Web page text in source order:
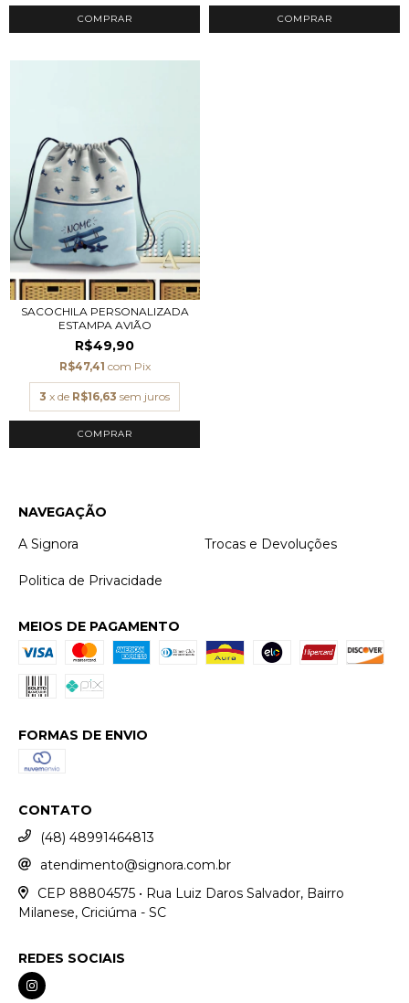
SACOCHILA PERSONALIZADA
ESTAMPA AVIÃO
R$49,90
R$47,41 com Pix
3 x de R$16,63 sem juros
NAVEGAÇÃO
A Signora
Trocas e Devoluções
Politica de Privacidade
MEIOS DE PAGAMENTO
FORMAS DE ENVIO
CONTATO
(48) 48991464813
atendimento@signora.com.br
CEP 88804575 • Rua Luiz Daros Salvador, Bairro
Milanese, Criciúma - SC
REDES SOCIAIS